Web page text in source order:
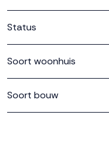
Lekker wonen
Op de 1e verdieping
een badkamer met
aansluiting voor de
De vlizotrap op de
waar je extra ruimte
kampeerspullen,
Status
Soort woonhuis
Soort bouw